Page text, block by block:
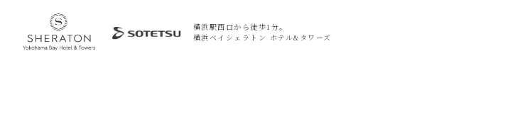
横浜駅西口から徒歩1分。
横浜ベイシェラトン ホテル&タワーズ